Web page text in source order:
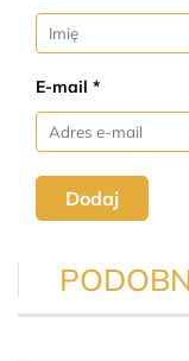
E-mail *
Dodaj